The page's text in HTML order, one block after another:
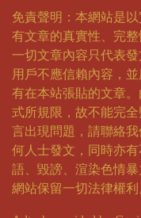
免責聲明：本網站是
有文章的真實性、完
一切文章內容只代表
用戶不應信賴內容，
有在本站張貼的文章
式所規限，故不能完
言出現問題，請聯絡
何人士發文，同時亦
語、毀謗、渲染色情
網站保留一切法律權利